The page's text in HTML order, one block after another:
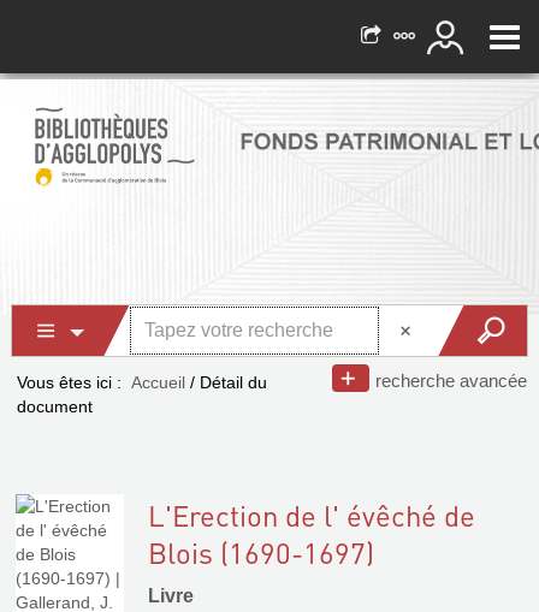
recherche avancée
Vous êtes ici : Accueil / Détail du
document
L'Erection de l' évêché de
Blois (1690-1697)
Livre